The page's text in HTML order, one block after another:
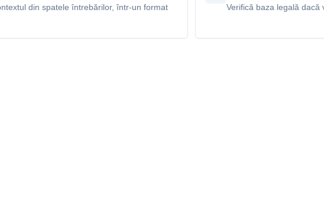
din spatele întrebărilor, într-un format
Verifică baza legală dacă